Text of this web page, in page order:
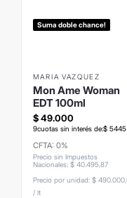
Suma doble chance!
MARIA VAZQUEZ
Mon Ame Woman
EDT 100ml
$ 49.000
9cuotas sin interés de:$ 5445
CFTA: 0%
Precio sin Impuestos
Nacionales: $ 40.495,87
Precio por unidad: $
/ lt
9. hugo boss